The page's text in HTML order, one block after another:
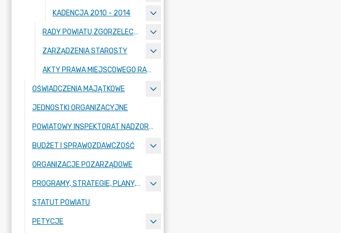
KADENCJA 2010 - 2014
RADY POWIATU ZGORZELECKIEGO
ZARZĄDZENIA STAROSTY
AKTY PRAWA MIEJSCOWEGO RADY POWIATU ZGORZELECKIEGO
OŚWIADCZENIA MAJĄTKOWE
JEDNOSTKI ORGANIZACYJNE
POWIATOWY INSPEKTORAT NADZORU BUDOWLANEGO
BUDŻET I SPRAWOZDAWCZOŚĆ
ORGANIZACJE POZARZĄDOWE
PROGRAMY, STRATEGIE, PLANY, RAPORTY
STATUT POWIATU
PETYCJE